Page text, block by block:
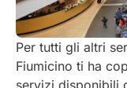
Per tutti gli altri
Fiumicino ti ha
servizi disponibili